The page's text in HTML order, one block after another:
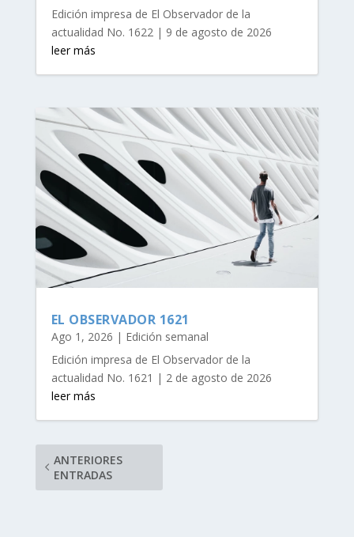
Edición impresa de El Observador de la
actualidad No. 1622 | 9 de agosto de 2026
leer más
EL OBSERVADOR 1621
Ago 1, 2026 | Edición semanal
Edición impresa de El Observador de la
actualidad No. 1621 | 2 de agosto de 2026
leer más
ANTERIORES
ENTRADAS